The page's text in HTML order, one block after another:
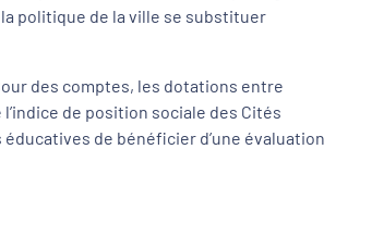
politique de la ville se substituer
des comptes, les dotations entre
de position sociale des Cités
de bénéficier d’une évaluation